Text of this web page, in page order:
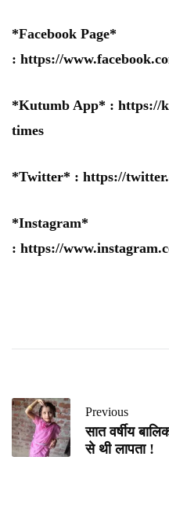
*Facebook Page*
: https://
*Kutumb App* : https://
times
*Twitter* : https://
*Instagram*
: https://
Previous
सात वर्षीय
से थी लापता !